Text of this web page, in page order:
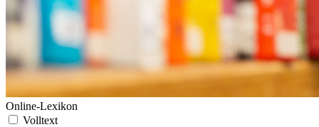
Online-Lexikon
Volltext